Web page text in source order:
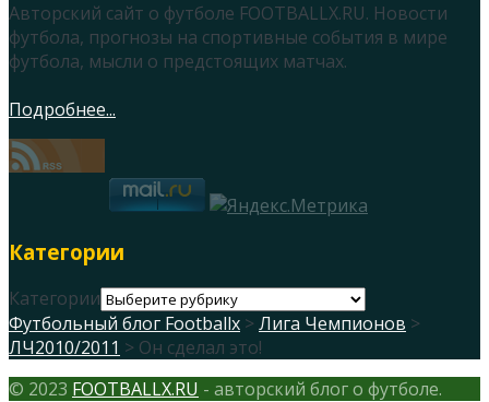
Авторский сайт о футболе FOOTBALLX.RU. Новости
футбола, прогнозы на спортивные события в мире
футбола, мысли о предстоящих матчах.
Подробнее...
Категории
Категории
Футбольный блог Footballx > Лига Чемпионов >
ЛЧ2010/2011 > Он сделал это!
© 2023 FOOTBALLX.RU - авторский блог о футболе.